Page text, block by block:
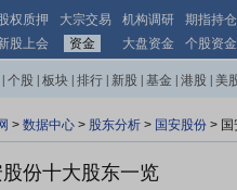
权质押 大宗交易 机构调研 期指持仓
股上会 资金 大盘资金 个股资金
个股 板块 排行 新股 基金 港股 美
> 数据中心 > 股东分析 > 国安股份 >
股份十大股东一览